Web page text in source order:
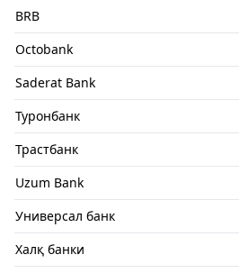
BRB
Octobank
Saderat Bank
Туронбанк
Трастбанк
Uzum Bank
Универсал банк
Халқ банки